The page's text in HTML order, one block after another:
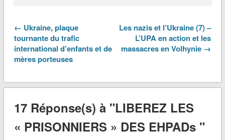
← Ukraine, plaque
tournante du trafic
international d’enfants et de
mères porteuses
Les nazis et l’Ukraine (7) –
L’UPA en action et les
massacres en Volhynie →
17 Réponse(s) à "LIBEREZ LES
« PRISONNIERS » DES EHPADs "